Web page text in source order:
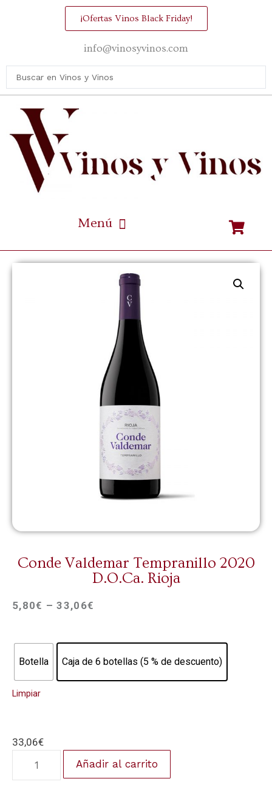
¡Ofertas Vinos Black Friday!
info@vinosyvinos.com
Conde Valdemar Tempranillo 2020
D.O.Ca. Rioja
5,80€ –33,06€
Botella Caja de 6 botellas (5 % de descuento)
Limpiar
33,06€
Añadir al carrito